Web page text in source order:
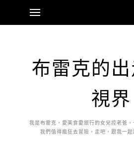
布雷克的
視界
我是布雷克，愛美食愛旅行的女兒控老爸
我們值得瘋狂去冒險，走吧，跟我一起